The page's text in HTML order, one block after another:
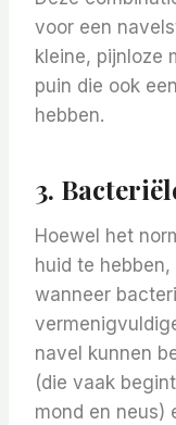
voor een
kleine, pijnloze
puin die ook
hebben.
3.
Hoewel het
huid te
wanneer
navel kunnen
(die vaak
mond en neus)